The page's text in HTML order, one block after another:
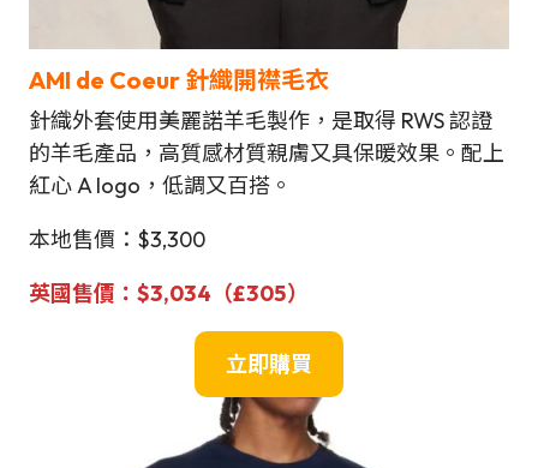
AMI de Coeur 針織開襟毛衣
針織外套使用美麗諾羊毛製作，是取得 RWS 認證
的羊毛產品，高質感材質親膚又具保暖效果。配上
紅心 A logo，低調又百搭。
本地售價：$3,300
英國售價： $3,034 （£305）
立即購買